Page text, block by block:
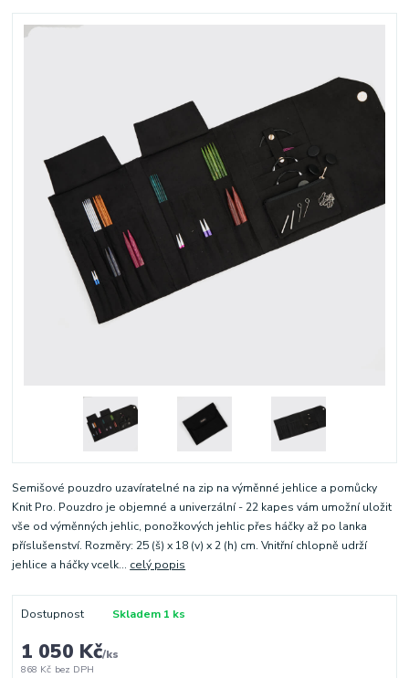
Semišové pouzdro uzavíratelné na zip na výměnné jehlice a pomůcky
Knit Pro. Pouzdro je objemné a univerzální - 22 kapes vám umožní uložit
vše od výměnných jehlic, ponožkových jehlic přes háčky až po lanka
příslušenství. Rozměry: 25 (š) x 18 (v) x 2 (h) cm. Vnitřní chlopně udrží
jehlice a háčky vcelk... celý popis
Dostupnost Skladem 1 ks
1 050 Kč/ks
868 Kč bez DPH